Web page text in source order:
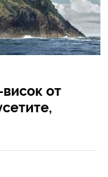
от